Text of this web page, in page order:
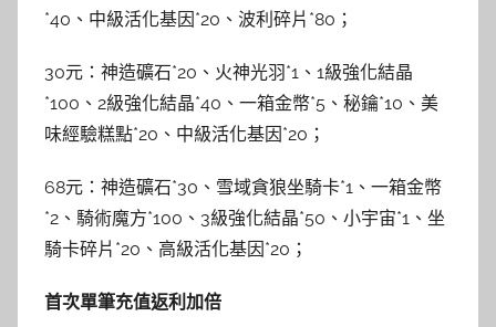
*40、中級活化基因*20、波利碎片*80；
30元：神造礦石*20、火神光羽*1、1級強化結晶
*100、2級強化結晶*40、一箱金幣*5、秘鑰*10、美
味經驗糕點*20、中級活化基因*20；
68元：神造礦石*30、雪域貪狼坐騎卡*1、一箱金幣
*2、騎術魔方*100、3級強化結晶*50、小宇宙*1、坐
騎卡碎片*20、高級活化基因*20；
首次單筆充值返利加倍